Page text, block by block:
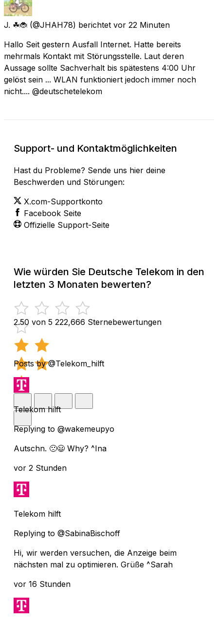
J. ☘🐞 (@JHAH78) berichtet vor 22 Minuten
Hallo Seit gestern Ausfall Internet. Hatte bereits
mehrmals Kontakt mit Störungsstelle. Laut deren
Aussage sollte Sachverhalt bis spätestens 4:00 Uhr
gelöst sein ... WLAN funktioniert jedoch immer noch
nicht.... @deutschetelekom
Support- und Kontaktmöglichkeiten
Hast du Probleme? Sende uns hier deine
Beschwerden und Störungen:
X.com-Supportkonto
Facebook Seite
Offizielle Support-Seite
Wie würden Sie Deutsche Telekom in den
letzten 3 Monaten bewerten?
2.50 von 5 222,666 Sternebewertungen
Posts by @Telekom_hilft
Telekom hilft
Replying to @wakemeupyo
Autschn. 🙁😃 Why? ^Ina
vor 2 Stunden
Telekom hilft
Replying to @SabinaBischoff
Hi, wir werden versuchen, die Anzeige beim
nächsten mal zu optimieren. Grüße ^Sarah
vor 16 Stunden